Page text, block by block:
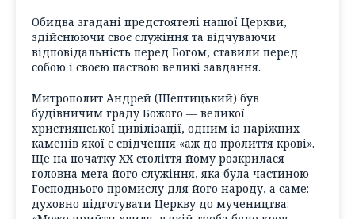
Обидва згадані предстоятелі нашої Церкви,
здійснюючи своє служіння та відчуваючи
відповідальність перед Богом, ставили перед
собою і своєю паствою великі завдання.
Митрополит Андрей (Шептицький) був
будівничим граду Божого — великої
християнської цивілізації, одним із наріжних
каменів якої є свідчення «аж до пролиття крові».
Ще на початку ХХ століття йому розкрилася
головна мета його служіння, яка була частиною
Господнього промислу для його народу, а саме:
духовно підготувати Церкву до мучеництва: